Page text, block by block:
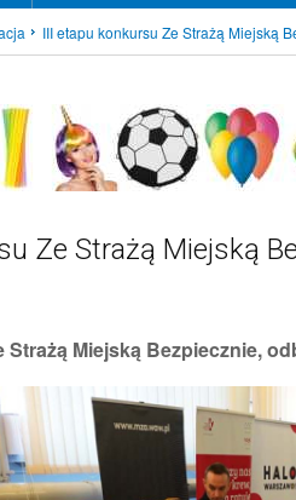
III etapu konkursu Ze Strażą Miejską
Ze Strażą Miejską
Miejską Bezpiecznie,